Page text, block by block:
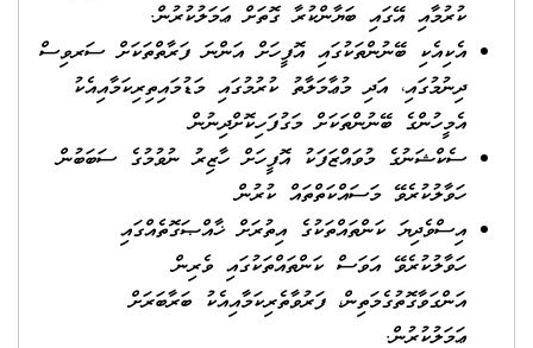
ކުރުމާއި އޭގައި ބަޔާންކުރާ ގޮތަށް ޢަމަލުކުރުން.
އެކިއެކި ބޭނުންތަކުގައި އޮފީހަށް އަންނަ ފަރާތްތަކަށް ސަރވިސް
ދިނުމުގައި، އަދި މުޢާމަލާތު ކުރުމުގައި މަޑުމައިތިރިކަމާއިއެކު
އެމީހުންގެ ބޭނުންތަކަށް މަގުފަހިކޮށްދިނުން
ސެކްޝަނުގެ މުވައްޒަފަކު އޮފީހަށް ހާޒިރު ނުވުމުގެ ސަބަބުން
ހަވާލުކުރެވޭ މަސައްކަތްތައް ކުރުން
އިސްވެދިޔަ ކަންތައްތަކުގެ އިތުރަށް ޚާއްޞަގޮތެއްގައި
ހަވާލުކުރެވޭ އަވަސް ކަންތައްތަކުގައި ވެރިން
އަންގަވާގޮތުގެމަތިން، ފަރުވާތެރިކަމާއިއެކު ބަރާބަރަށް
ޢަމަލުކުރުން.